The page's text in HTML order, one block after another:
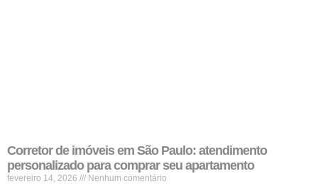
Corretor de imóveis em São Paulo: atendimento
personalizado para comprar seu apartamento
fevereiro 14, 2026 Nenhum comentário